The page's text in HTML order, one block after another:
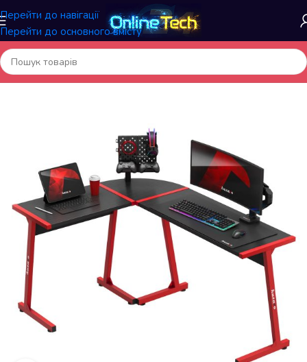
Перейти до навігації
Перейти до основного вмісту
Головна/Меблі та інтер'єр/Комп'ютерні столи